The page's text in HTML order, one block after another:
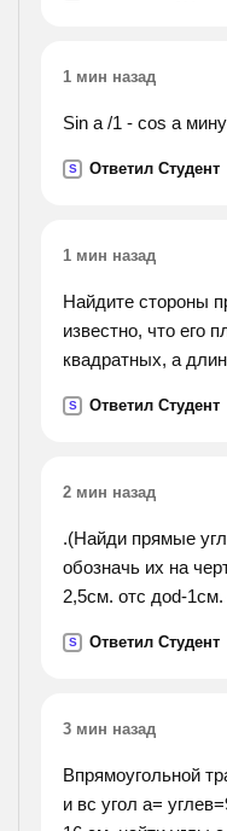
1 мин назад
Sin a /1 - cos a
S Ответил Студент
1 мин назад
Найдите стороны
известно, что его
квадратных, а
S Ответил Студент
2 мин назад
.(Найди прямые
обозначь их на
2,5см. отc доd-
S Ответил Студент
3 мин назад
Впрямоугольной
и вс угол а=